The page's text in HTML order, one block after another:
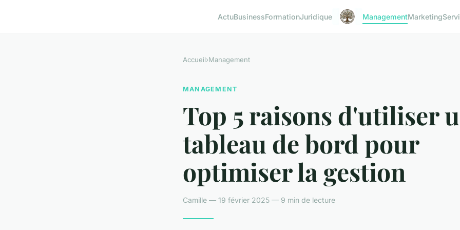
ActuBusinessFormationJuridique ManagementMarketing
Accueil›Management
MANAGEMENT
Top 5 raisons d'utiliser
tableau de bord pour
optimiser la gestion
Camille — 19 février 2025 — 9 min de lecture